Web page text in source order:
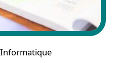
Informatique